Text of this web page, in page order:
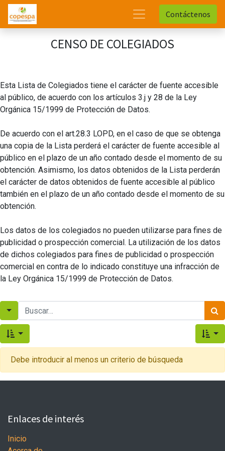
Contáctenos
CENSO DE COLEGIADOS
Esta Lista de Colegiados tiene el carácter de fuente accesible
al público, de acuerdo con los artículos 3.j y 28 de la Ley
Orgánica 15/1999 de Protección de Datos.
De acuerdo con el art.28.3 LOPD, en el caso de que se obtenga
una copia de la Lista perderá el carácter de fuente accesible al
público en el plazo de un año contado desde el momento de su
obtención. Asimismo, los datos obtenidos de la Lista perderán
el carácter de datos obtenidos de fuente accesible al público
también en el plazo de un año contado desde el momento de su
obtención.
Los datos de los colegiados no pueden utilizarse para fines de
publicidad o prospección comercial. La utilización de los datos
de dichos colegiados para fines de publicidad o prospección
comercial en contra de lo indicado constituye una infracción de
la Ley Orgánica 15/1999 de Protección de Datos.
Debe introducir al menos un criterio de búsqueda
Enlaces de interés
Inicio